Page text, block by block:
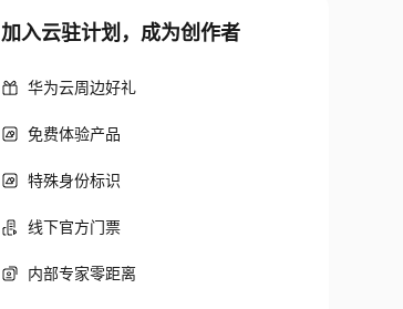
加入云驻计划，成为创作者
华为云周边好礼
免费体验产品
特殊身份标识
线下官方门票
内部专家零距离